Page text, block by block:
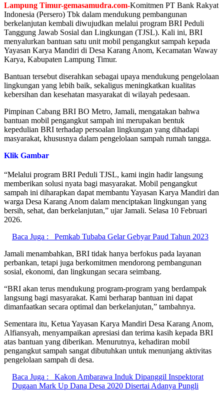
Lampung Timur-gemasamudra.com-Komitmen PT Bank Rakyat
Indonesia (Persero) Tbk dalam mendukung pembangunan
berkelanjutan kembali diwujudkan melalui program BRI Peduli
Tanggung Jawab Sosial dan Lingkungan (TJSL). Kali ini, BRI
menyalurkan bantuan satu unit mobil pengangkut sampah kepada
Yayasan Karya Mandiri di Desa Karang Anom, Kecamatan Waway
Karya, Kabupaten Lampung Timur.
Bantuan tersebut diserahkan sebagai upaya mendukung pengelolaan
lingkungan yang lebih baik, sekaligus meningkatkan kualitas
kebersihan dan kesehatan masyarakat di wilayah pedesaan.
Pimpinan Cabang BRI BO Metro, Jamali, mengatakan bahwa
bantuan mobil pengangkut sampah ini merupakan bentuk
kepedulian BRI terhadap persoalan lingkungan yang dihadapi
masyarakat, khususnya dalam pengelolaan sampah rumah tangga.
Klik Gambar
“Melalui program BRI Peduli TJSL, kami ingin hadir langsung
memberikan solusi nyata bagi masyarakat. Mobil pengangkut
sampah ini diharapkan dapat membantu Yayasan Karya Mandiri dan
warga Desa Karang Anom dalam menciptakan lingkungan yang
bersih, sehat, dan berkelanjutan,” ujar Jamali. Selasa 10 Februari
2026.
Baca Juga :
Pemkab Tubaba Gelar Gebyar Paud Tahun 2023
Jamali menambahkan, BRI tidak hanya berfokus pada layanan
perbankan, tetapi juga berkomitmen mendorong pembangunan
sosial, ekonomi, dan lingkungan secara seimbang.
“BRI akan terus mendukung program-program yang berdampak
langsung bagi masyarakat. Kami berharap bantuan ini dapat
dimanfaatkan secara optimal dan berkelanjutan,” tambahnya.
Sementara itu, Ketua Yayasan Karya Mandiri Desa Karang Anom,
Alfiansyah, menyampaikan apresiasi dan terima kasih kepada BRI
atas bantuan yang diberikan. Menurutnya, kehadiran mobil
pengangkut sampah sangat dibutuhkan untuk menunjang aktivitas
pengelolaan sampah di desa.
Baca Juga :
Kakon Ambarawa Induk Dipanggil Inspektorat
Dugaan Mark Up Dana Desa 2020 Disertai Adanya Pungli